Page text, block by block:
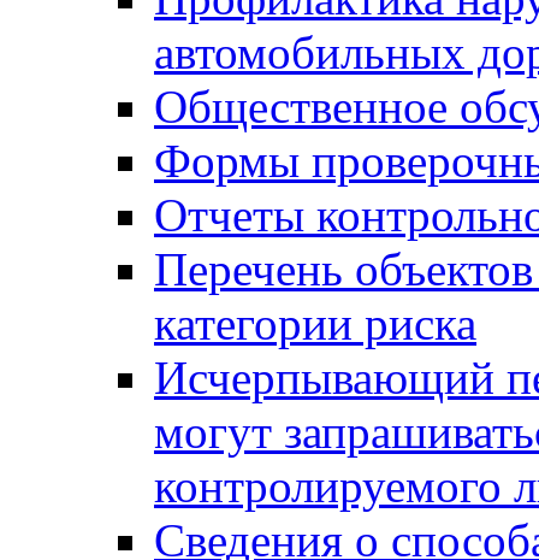
автомобильных
Общественное
Формы
Отчеты
Перечень
категории риска
Исчерпывающий
могут
контролируемого
Сведения о